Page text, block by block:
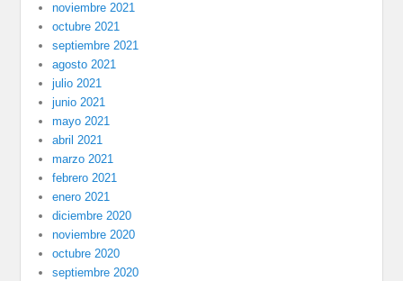
noviembre 2021
octubre 2021
septiembre 2021
agosto 2021
julio 2021
junio 2021
mayo 2021
abril 2021
marzo 2021
febrero 2021
enero 2021
diciembre 2020
noviembre 2020
octubre 2020
septiembre 2020